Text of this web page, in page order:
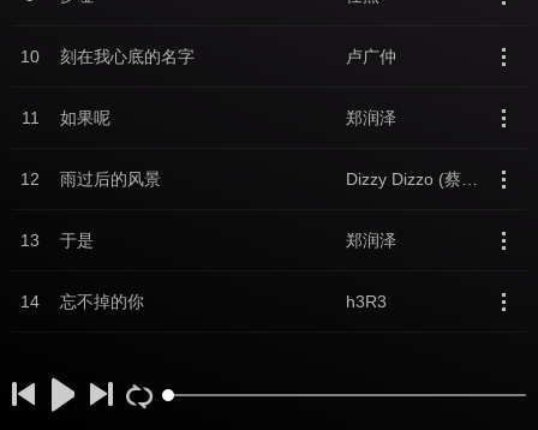
10 卢广仲
刻在我心底的名字
11 郑润泽
如果呢
12 雨过后的风景
13 郑润泽
于是
14 h3R3
忘不掉的你